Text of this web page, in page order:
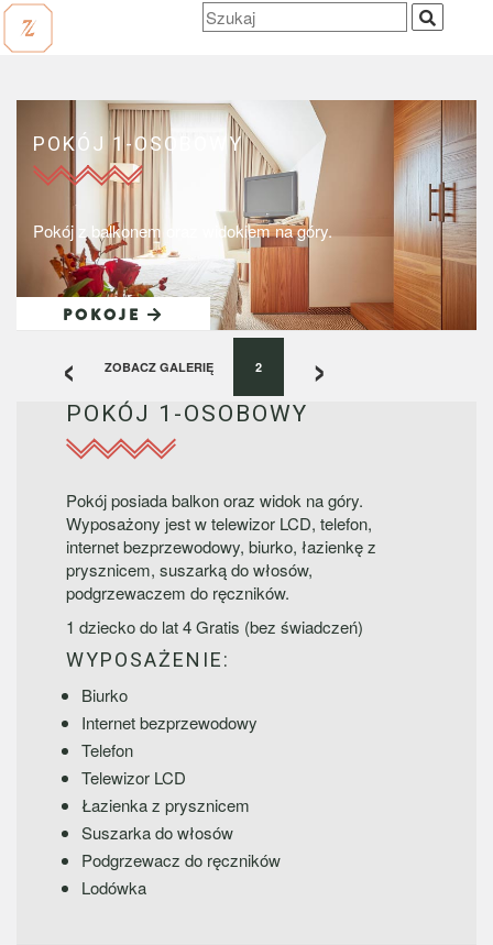
Szukaj
POKOJE
POKÓJ 1-OSOBOWY
Pokój z balkonem oraz widokiem na góry.
‹ ZOBACZ GALERIĘ 2 ›
POKÓJ 1-OSOBOWY
Pokój posiada balkon oraz widok na góry.
Wyposażony jest w telewizor LCD, telefon,
internet bezprzewodowy, biurko, łazienkę z
prysznicem, suszarką do włosów,
podgrzewaczem do ręczników.
1 dziecko do lat 4 Gratis (bez świadczeń)
WYPOSAŻENIE:
Biurko
Internet bezprzewodowy
Telefon
Telewizor LCD
Łazienka z prysznicem
Suszarka do włosów
Podgrzewacz do ręczników
Lodówka